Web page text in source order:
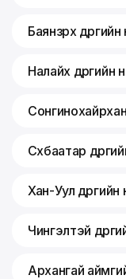
Баянзүрх
Налайх
Сүхбаатар
Хан-Уул
Чингэлтэй
Архангай